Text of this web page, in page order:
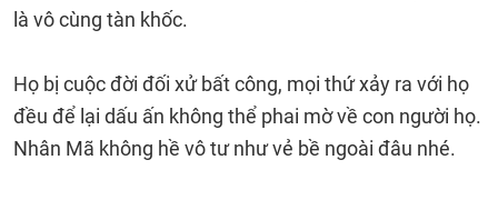
là vô cùng tàn khốc.
Họ bị cuộc đời đối xử bất công, mọi thứ xảy ra với họ
đều để lại dấu ấn không thể phai mờ về con người họ.
Nhân Mã không hề vô tư như vẻ bề ngoài đâu nhé.